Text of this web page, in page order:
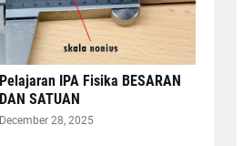
Pelajaran IPA Fisika BESARAN
DAN SATUAN
December 28, 2025